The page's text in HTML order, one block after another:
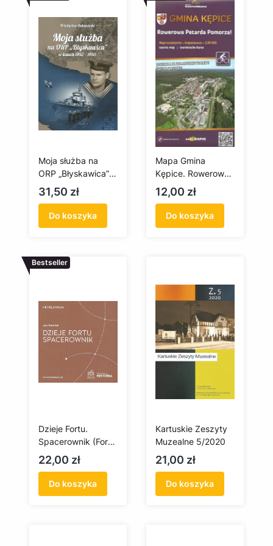
Moja służba na
ORP „Błyskawica”
w latach 1952–
1955
Cena
31,50 zł
Do koszyka
Mapa Gmina
Kępice. Rowerowa
Petarda Pomorza
Cena
12,00 zł
Do koszyka
Bestseller
Dzieje Fortu.
Spacerownik (Fort
Góry Gradowej)
Cena
22,00 zł
Do koszyka
Kartuskie Zeszyty
Muzealne 5/2020
Cena
21,00 zł
Do koszyka